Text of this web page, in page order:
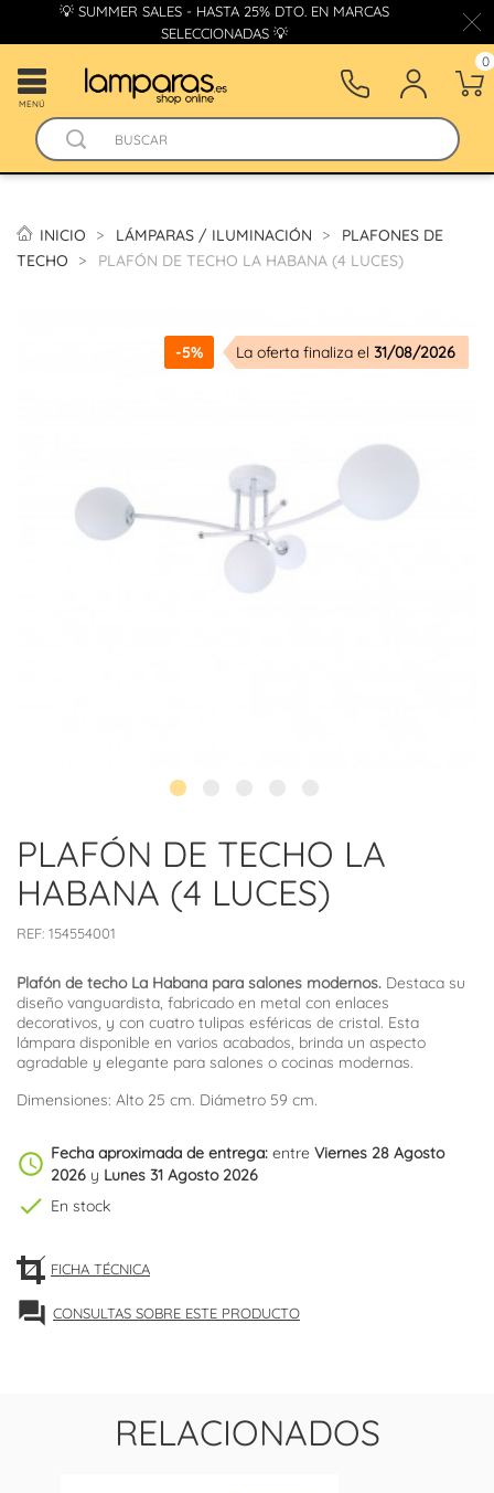
💡 SUMMER SALES - HASTA 25% DTO. EN MARCAS
SELECCIONADAS 💡
MENÚ
0
INICIO LÁMPARAS / ILUMINACIÓN
PLAFONES DE
TECHO
PLAFÓN DE TECHO LA HABANA (4 LUCES)
-5% La oferta finaliza el 31/08/2026
PLAFÓN DE TECHO LA
HABANA (4 LUCES)
REF: 154554001
Plafón de techo La Habana para salones modernos. Destaca su
diseño vanguardista, fabricado en metal con enlaces
decorativos, y con cuatro tulipas esféricas de cristal. Esta
lámpara disponible en varios acabados, brinda un aspecto
agradable y elegante para salones o cocinas modernas.
Dimensiones: Alto 25 cm. Diámetro 59 cm.
schedule Fecha aproximada de entrega: entre Viernes 28 Agosto
2026 y Lunes 31 Agosto 2026
check En stock
FICHA TÉCNICA
forum CONSULTAS SOBRE ESTE PRODUCTO
RELACIONADOS